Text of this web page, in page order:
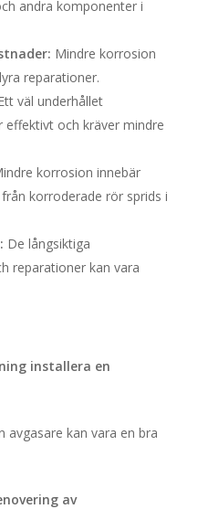
andra komponenter i
Mindre korrosion
reparationer.
väl underhållet
och kräver mindre
korrosion innebär
korroderade rör sprids i
De långsiktiga
reparationer kan vara
installera en
avgasare kan vara en bra
av